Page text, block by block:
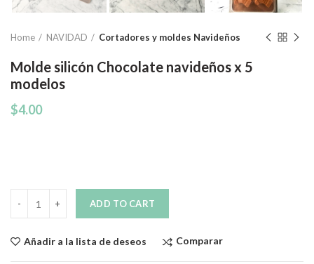
Home NAVIDAD Cortadores y moldes Navideños
Molde silicón Chocolate navideños x 5
modelos
$4.00
ADD TO CART
Añadir a la lista de deseos Comparar